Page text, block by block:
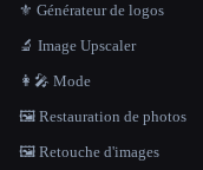
⚜️ Générateur de logos
🔬 Image Upscaler
👩‍🎤 Mode
🖼️ Restauration de photos
🖼️ Retouche d'images